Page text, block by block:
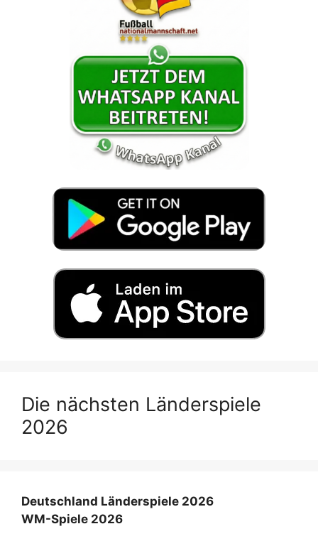
Die nächsten Länderspiele
2026
Deutschland Länderspiele 2026
WM-Spiele 2026